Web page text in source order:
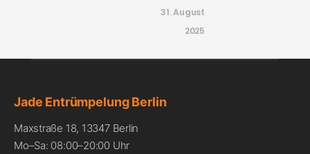
31. August
2025
Jade Entrümpelung Berlin
Maxstraße 18, 13347 Berlin
Mo–Sa: 08:00–20:00 Uhr